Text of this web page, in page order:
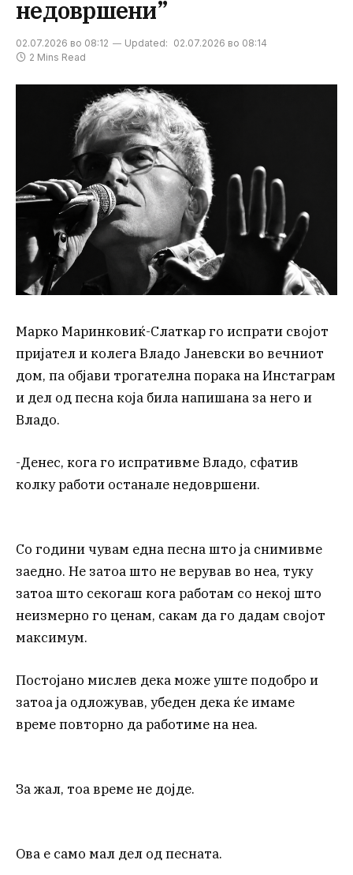
недовршени”
02.07.2026 во 08:12 Updated: 02.07.2026 во 08:14
2 Mins Read
Марко Маринковиќ-Слаткар го испрати својот
пријател и колега Владо Јаневски во вечниот
дом, па објави трогателна порака на Инстаграм
и дел од песна која била напишана за него и
Владо.
-Денес, кога го испративме Владо, сфатив
колку работи останале недовршени.
Со години чувам една песна што ја снимивме
заедно. Не затоа што не верував во неа, туку
затоа што секогаш кога работам со некој што
неизмерно го ценам, сакам да го дадам својот
максимум.
Постојано мислев дека може уште подобро и
затоа ја одложував, убеден дека ќе имаме
време повторно да работиме на неа.
За жал, тоа време не дојде.
Ова е само мал дел од песната.